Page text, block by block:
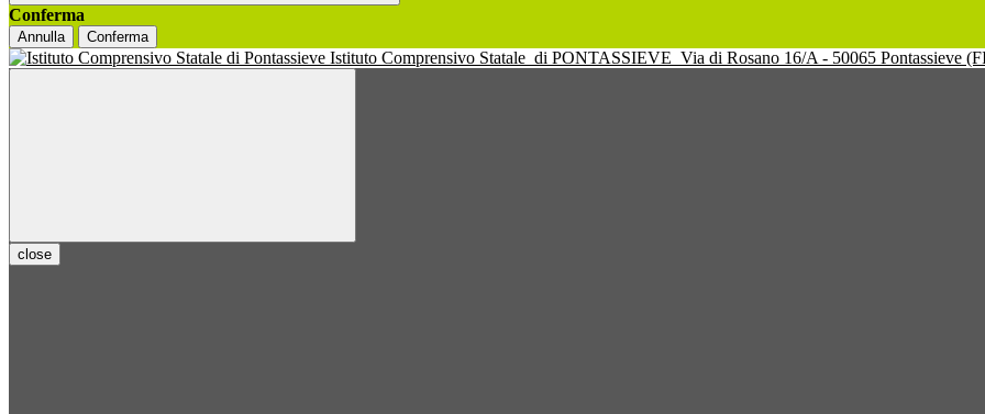
Conferma
Annulla Conferma
Istituto Comprensivo Statale di PONTASSIEVE Via di Rosano 16/A - 50065 Pontassieve
close